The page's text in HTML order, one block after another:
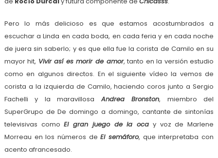
Pero lo más delicioso es que estamos acostumbrados a
escuchar a Linda en cada boda, en cada feria y en cada noche
de juera sin saberlo; y es que ella fue la corista de Camilo en su
mayor hit, Vivir así es morir de amor, tanto en la versión estudio
como en algunos directos. En el siguiente vídeo la vemos de
corista a la izquierda de Camilo, haciendo coros junto a Sergio
Fachelli y la maravillosa Andrea Bronston, miembro del
SuperGrupo de De domingo a domingo, cantante de sintonías
televisivas comoEl gran juego de la oca y voz de Marlene
Morreau en los números deEl semáforo, que interpretaba con
acento afrancesado.